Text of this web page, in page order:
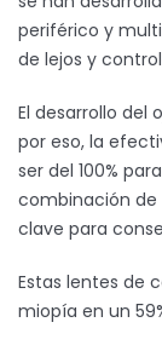
periférico y
de lejos y
El desarrollo del
por eso, la
ser del 100%
combinación
clave para
Estas lentes de
miopía en un